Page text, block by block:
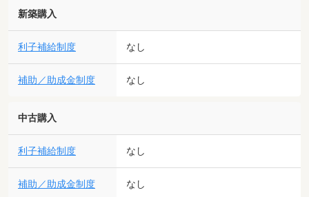
新築購入
利子補給制度 なし
補助／助成金制度 なし
中古購入
利子補給制度 なし
補助／助成金制度 なし